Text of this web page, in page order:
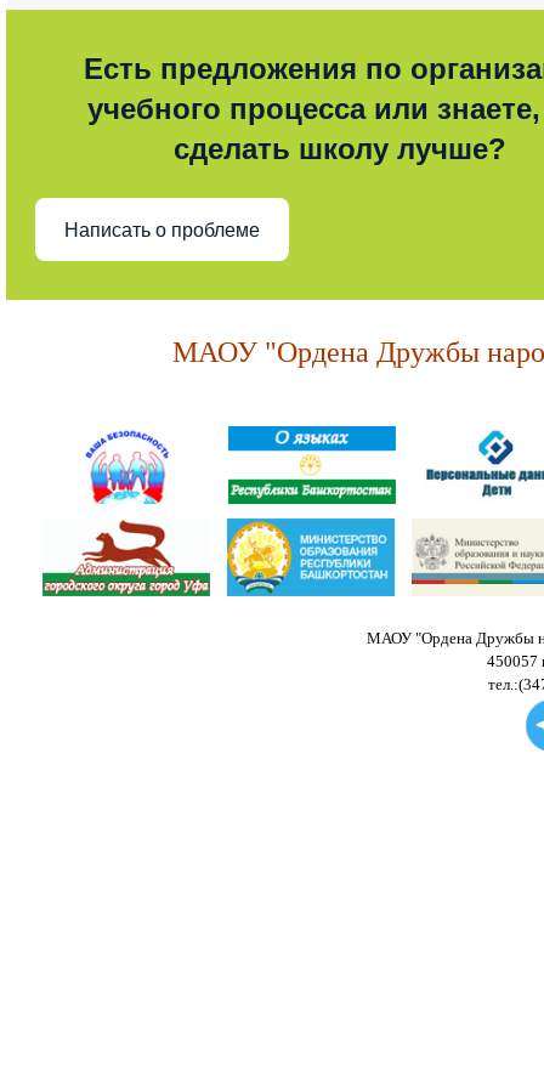
Есть предложения по
учебного процесса или знаете,
сделать школу лучше?
Написать о проблеме
МАОУ "Ордена Дружбы
МАОУ "Ордена Дружбы
450057